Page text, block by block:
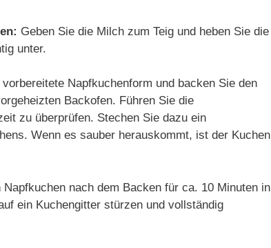
Geben Sie die Milch zum Teig und heben Sie die
unter.
Napfkuchenform und backen Sie den
Backofen. Führen Sie die
zu überprüfen. Stechen Sie dazu ein
Wenn es sauber herauskommt, ist der Kuchen
Napfkuchen nach dem Backen für ca. 10 Minuten in
ein Kuchengitter stürzen und vollständig